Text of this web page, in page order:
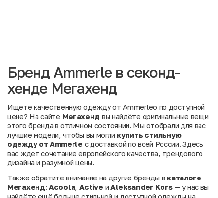
Бренд Ammerle в секонд-
хенде Мегахенд
Ищете качественную одежду от Ammerleо по доступной
цене? На сайте Мегахенд вы найдёте оригинальные вещи
этого бренда в отличном состоянии. Мы отобрали для вас
лучшие модели, чтобы вы могли купить стильную
одежду от Ammerle с доставкой по всей России. Здесь
вас ждет сочетание европейского качества, трендового
дизайна и разумной цены.
Также обратите внимание на другие бренды в каталоге
Мегахенд:Acoola, Active и Aleksander Kors— у нас вы
найдёте ещё больше стильной и доступной одежды на